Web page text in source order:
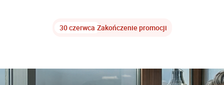
30 czerwca Zakończenie promocji